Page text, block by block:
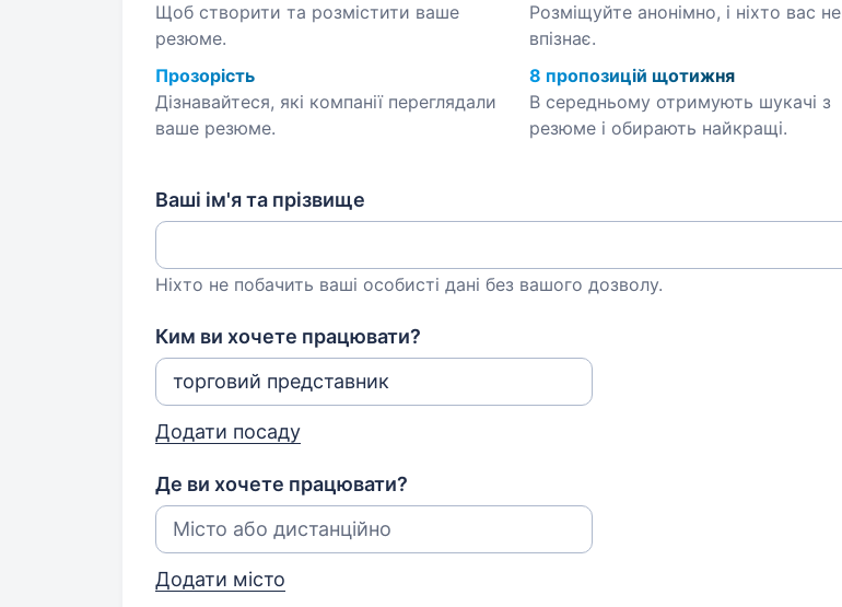
Щоб створити та розмістити ваше
резюме.
Розміщуйте анонімно, і ніхто вас не
впізнає.
Прозорість
Дізнавайтеся, які компанії переглядали
ваше резюме.
8 пропозицій щотижня
В середньому отримують шукачі з
резюме і обирають найкращі.
Ваші ім'я та прізвище
Ніхто не побачить ваші особисті дані без вашого дозволу.
Ким ви хочете працювати?
Додати посаду
Де ви хочете працювати?
Додати місто